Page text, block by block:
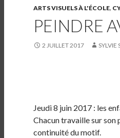
a
c
e
b
ARTS VISUELS À L'ÉCOLE,
PEINDRE
2 JUILLET 2017 SYLVIE
a
r
e
Jeudi 8 juin 2017 : les
Chacun travaille sur son
continuité du motif.